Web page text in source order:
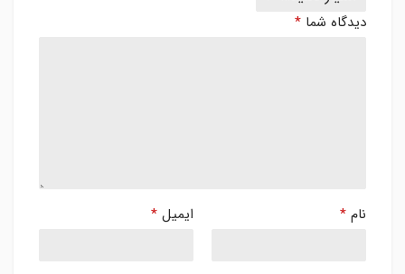
دیدگاه شما *
نام * ایمیل *